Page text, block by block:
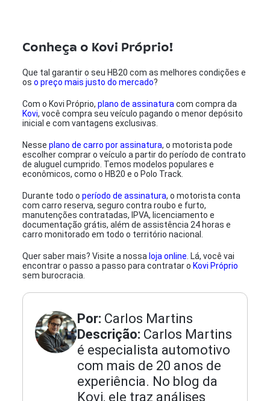
Conheça o Kovi Próprio!
Que tal garantir o seu HB20 com as melhores condições e
oso preço mais justo do mercado?
Com o Kovi Próprio,plano de assinatura com compra da
Kovi, você compra seu veículo pagando o menor depósito
inicial e com vantagens exclusivas.
Nesseplano de carro por assinatura, o motorista pode
escolher comprar o veículo a partir do período de contrato
de aluguel cumprido. Temos modelos populares e
econômicos, como o HB20 e o Polo Track.
Durante todo operíodo de assinatura, o motorista conta
com carro reserva, seguro contra roubo e furto,
manutenções contratadas, IPVA, licenciamento e
documentação grátis, além de assistência 24 horas e
carro monitorado em todo o território nacional.
Quer saber mais? Visite a nossa loja online . Lá, você vai
encontrar o passo a passo para contratar o Kovi Próprio
sem burocracia.
Por: Carlos Martins
Descrição: Carlos Martins
é especialista automotivo
com mais de 20 anos de
experiência. No blog da
Kovi, ele traz análises